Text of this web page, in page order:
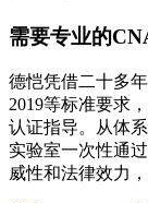
需要专业的
德恺凭借二十多
2019等标准要求
认证指导。从体
实验室一次性通
威性和法律效力